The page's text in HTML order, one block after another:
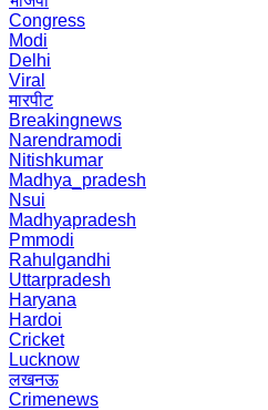
Congress
Modi
Delhi
Viral
मारपीट
Breakingnews
Narendramodi
Nitishkumar
Madhya_pradesh
Nsui
Madhyapradesh
Pmmodi
Rahulgandhi
Uttarpradesh
Haryana
Hardoi
Cricket
Lucknow
लखनऊ
Crimenews